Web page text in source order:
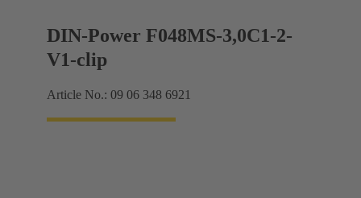
DIN-Power F048MS-3,0C1-2-
V1-clip
Article No.: 09 06 348 6921